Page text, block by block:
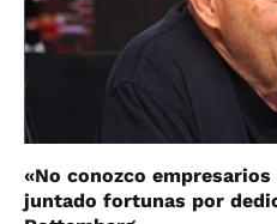
«No conozco
juntado fortunas por